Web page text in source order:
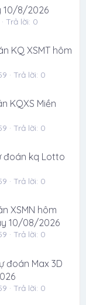
10/8/2026
Trả lời: 0
KQ XSMT hôm
Trả lời: 0
KQXS Miền
Trả lời: 0
đoán kq Lotto
Trả lời: 0
XSMN hôm
10/08/2026
Trả lời: 0
đoán Max 3D
Trả lời: 0